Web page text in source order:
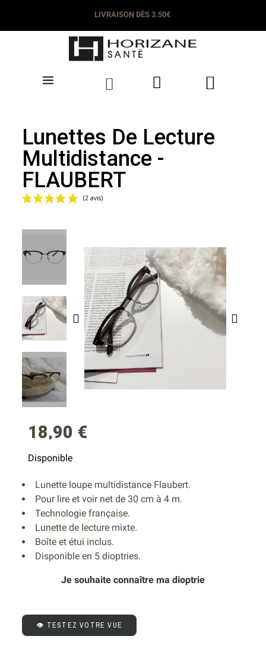
LIVRAISON DÈS 3.50€
Lunettes De Lecture
Multidistance -
FLAUBERT
18,90 €
Disponible
Lunette loupe multidistance Flaubert.
Pour lire et voir net de 30 cm à 4 m.
Technologie française.
Lunette de lecture mixte.
Boîte et étui inclus.
Disponible en 5 dioptries.
Je souhaite connaître ma dioptrie
👁️ TESTEZ VOTRE VUE